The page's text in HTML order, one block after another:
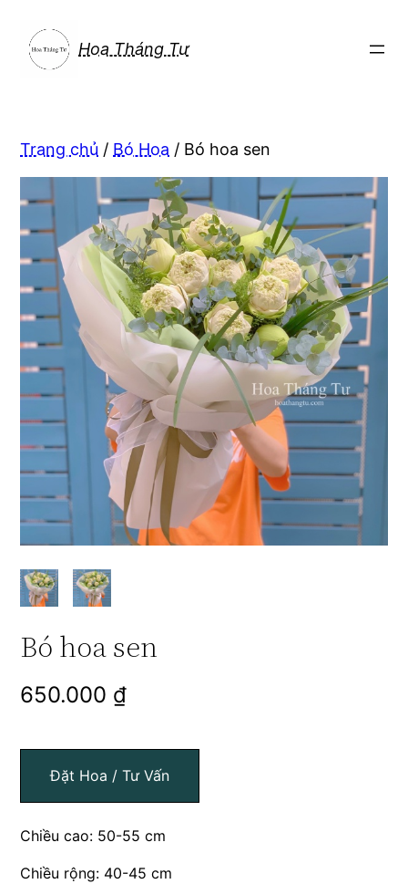
phần
Hoa Tháng Tư
Trang chủ / Bó Hoa / Bó hoa sen
Bó hoa sen
650.000 ₫
Đặt Hoa / Tư Vấn
Chiều cao: 50-55 cm
Chiều rộng: 40-45 cm